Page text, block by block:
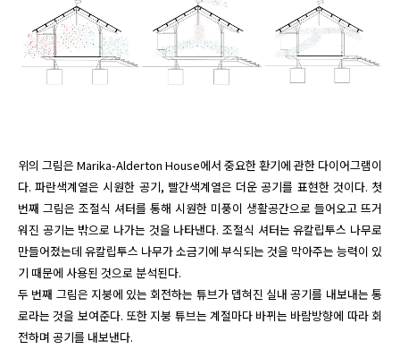
위의 그림은 Marika-Alderton House에서 중요한 환기에 관한 다이어그램이
다. 파란색계열은 시원한 공기, 빨간색계열은 더운 공기를 표현한 것이다. 첫
번째 그림은 조절식 셔터를 통해 시원한 미풍이 생활공간으로 들어오고 뜨거
워진 공기는 밖으로 나가는 것을 나타낸다. 조절식 셔터는 유칼립투스 나무로
만들어졌는데 유칼립투스 나무가 소금기에 부식되는 것을 막아주는 능력이 있
기 때문에 사용된 것으로 분석된다.
두 번째 그림은 지붕에 있는 회전하는 튜브가 뎁혀진 실내 공기를 내보내는 통
로라는 것을 보여준다. 또한 지붕 튜브는 계절마다 바뀌는 바람방향에 따라 회
전하며 공기를 내보낸다.